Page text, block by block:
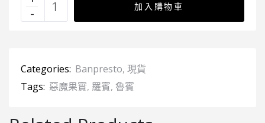
加入購物車
Categories: Banpresto, 現貨
Tags: 惡魔果實, 羅賓, 魯賓